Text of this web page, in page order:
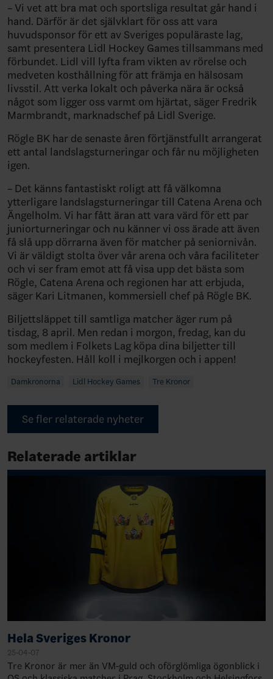
– Vi vet att bra mat och sportsliga resultat går hand i
hand. Därför är det självklart för oss att vara
huvudsponsor för ett av Sveriges populäraste lag,
samt presentera Lidl Hockey Games tillsammans med
förbundet. Lidl vill lyfta fram vikten av rörelse och
medveten kosthållning för att främja en hälsosam
livsstil. Att verka lokalt och påverka nära är också
något som ligger oss varmt om hjärtat, säger Fredrik
Marmbrandt, marknadschef på Lidl Sverige.
Rögle BK har de senaste åren förtjänstfullt arrangerat
ett antal landslagsturneringar och får nu möjligheten
igen.
– Det känns fantastiskt roligt att få välkomna
ytterligare landslagsturneringar till Catena Arena och
Ängelholm. Vi har fått äran att vara värd för ett par
juniorturneringar och nu känner vi oss ärade att även
få slå upp dörrarna även för matcher på seniornivån.
Vi är väldigt stolta över vår arena och våra faciliteter
och vi ser fram emot att få visa upp det bästa som
Rögle, Catena Arena och regionen har att erbjuda,
säger Kari Litmanen, kommersiell chef på Rögle BK.
Biljettsläppet till samtliga matcher äger rum på
tisdag, 8 april. Men redan i morgon, fredag, kan du
som medlem i Folkets Lag köpa dina biljetter till
hockeyfesten. Håll koll i mejlkorgen och i appen!
Damkronorna Lidl Hockey Games Tre Kronor
Se fler relaterade nyheter
Relaterade artiklar
Hela Sveriges Kronor
25-04-07
Tre Kronor är mer än VM-guld och oförglömliga ögonblick i